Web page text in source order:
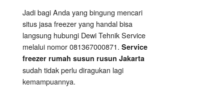
Jadi bagi Anda yang bingung mencari
situs jasa freezer yang handal bisa
langsung hubungi Dewi Tehnik Service
melalui nomor 081367000871. Service
freezer rumah susun rusun Jakarta
sudah tidak perlu diragukan lagi
kemampuannya.